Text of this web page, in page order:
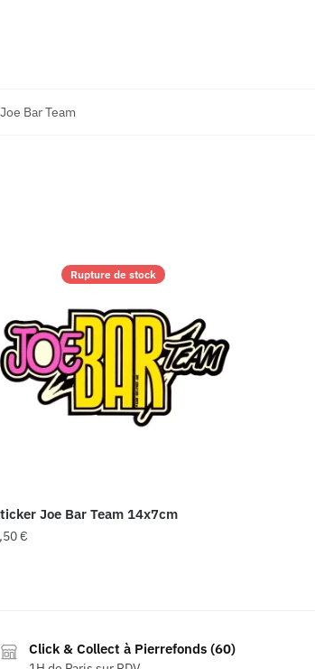
Joe Bar Team
Rupture de stock
Joe Bar Team 14x7cm
€
Click & Collect à Pierrefonds (60)